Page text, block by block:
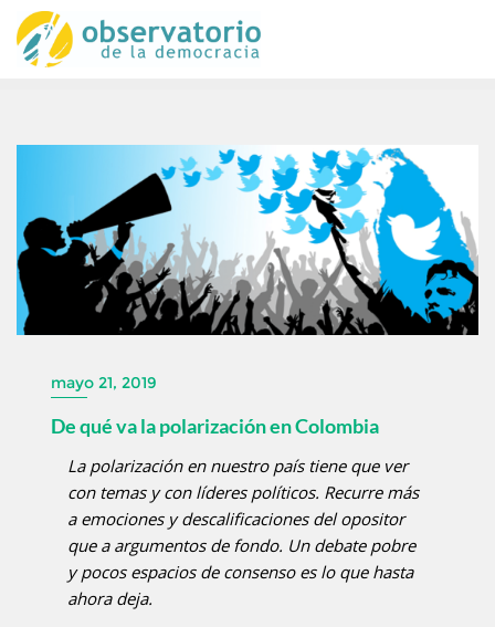
mayo 21, 2019
De qué va la polarización en Colombia
La polarización en nuestro país tiene que ver
con temas y con líderes políticos. Recurre más
a emociones y descalificaciones del opositor
que a argumentos de fondo. Un debate pobre
y pocos espacios de consenso es lo que hasta
ahora deja.